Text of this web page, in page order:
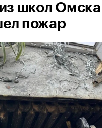
школ Омска
пожар